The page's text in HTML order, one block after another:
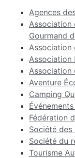
Agences
Association
Gourmand
Association
Association
Association
Aventure
Camping
Fédération
Société des
Société du
Tourisme